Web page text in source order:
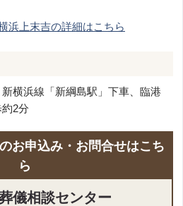
浜上末吉の詳細はこちら
横浜線「新綱島駅」下車、臨港
2分
お申込み・お問合せはこち
ら
儀相談センター